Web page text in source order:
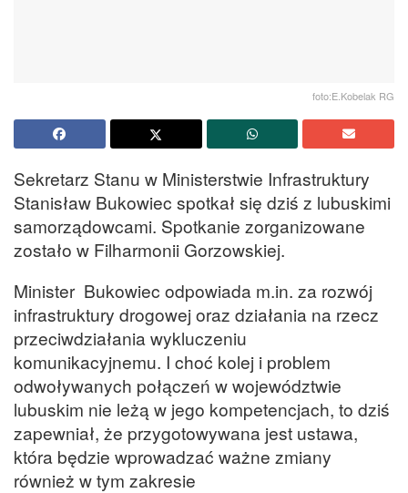
foto:E.Kobelak RG
Sekretarz Stanu w Ministerstwie Infrastruktury
Stanisław Bukowiec spotkał się dziś z lubuskimi
samorządowcami. Spotkanie zorganizowane
zostało w Filharmonii Gorzowskiej.
Minister Bukowiec odpowiada m.in. za rozwój
infrastruktury drogowej oraz działania na rzecz
przeciwdziałania wykluczeniu
komunikacyjnemu. I choć kolej i problem
odwoływanych połączeń w województwie
lubuskim nie leżą w jego kompetencjach, to dziś
zapewniał, że przygotowywana jest ustawa,
która będzie wprowadzać ważne zmiany
również w tym zakresie